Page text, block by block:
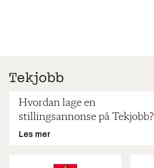
Hvordan lage en
stillingsannonse på Tekjobb?
Les mer